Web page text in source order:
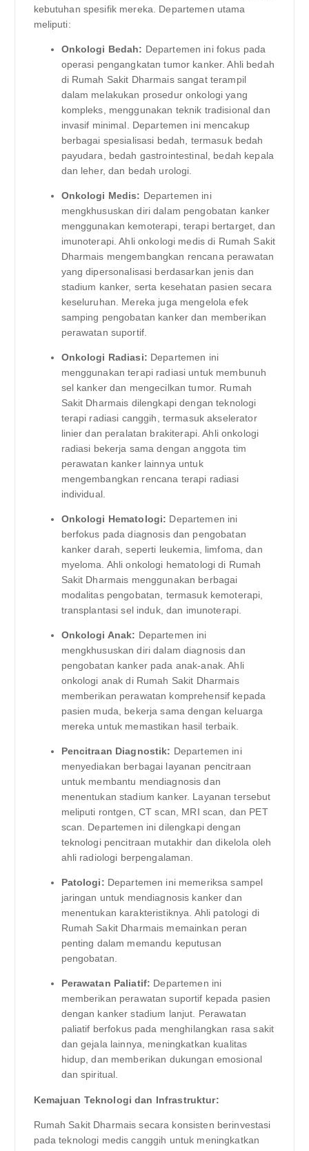
kebutuhan spesifik mereka. Departemen utama
meliputi:
Onkologi Bedah: Departemen ini fokus pada
operasi pengangkatan tumor kanker. Ahli bedah
di Rumah Sakit Dharmais sangat terampil
dalam melakukan prosedur onkologi yang
kompleks, menggunakan teknik tradisional dan
invasif minimal. Departemen ini mencakup
berbagai spesialisasi bedah, termasuk bedah
payudara, bedah gastrointestinal, bedah kepala
dan leher, dan bedah urologi.
Onkologi Medis: Departemen ini
mengkhususkan diri dalam pengobatan kanker
menggunakan kemoterapi, terapi bertarget, dan
imunoterapi. Ahli onkologi medis di Rumah Sakit
Dharmais mengembangkan rencana perawatan
yang dipersonalisasi berdasarkan jenis dan
stadium kanker, serta kesehatan pasien secara
keseluruhan. Mereka juga mengelola efek
samping pengobatan kanker dan memberikan
perawatan suportif.
Onkologi Radiasi: Departemen ini
menggunakan terapi radiasi untuk membunuh
sel kanker dan mengecilkan tumor. Rumah
Sakit Dharmais dilengkapi dengan teknologi
terapi radiasi canggih, termasuk akselerator
linier dan peralatan brakiterapi. Ahli onkologi
radiasi bekerja sama dengan anggota tim
perawatan kanker lainnya untuk
mengembangkan rencana terapi radiasi
individual.
Onkologi Hematologi: Departemen ini
berfokus pada diagnosis dan pengobatan
kanker darah, seperti leukemia, limfoma, dan
myeloma. Ahli onkologi hematologi di Rumah
Sakit Dharmais menggunakan berbagai
modalitas pengobatan, termasuk kemoterapi,
transplantasi sel induk, dan imunoterapi.
Onkologi Anak: Departemen ini
mengkhususkan diri dalam diagnosis dan
pengobatan kanker pada anak-anak. Ahli
onkologi anak di Rumah Sakit Dharmais
memberikan perawatan komprehensif kepada
pasien muda, bekerja sama dengan keluarga
mereka untuk memastikan hasil terbaik.
Pencitraan Diagnostik: Departemen ini
menyediakan berbagai layanan pencitraan
untuk membantu mendiagnosis dan
menentukan stadium kanker. Layanan tersebut
meliputi rontgen, CT scan, MRI scan, dan PET
scan. Departemen ini dilengkapi dengan
teknologi pencitraan mutakhir dan dikelola oleh
ahli radiologi berpengalaman.
Patologi: Departemen ini memeriksa sampel
jaringan untuk mendiagnosis kanker dan
menentukan karakteristiknya. Ahli patologi di
Rumah Sakit Dharmais memainkan peran
penting dalam memandu keputusan
pengobatan.
Perawatan Paliatif: Departemen ini
memberikan perawatan suportif kepada pasien
dengan kanker stadium lanjut. Perawatan
paliatif berfokus pada menghilangkan rasa sakit
dan gejala lainnya, meningkatkan kualitas
hidup, dan memberikan dukungan emosional
dan spiritual.
Kemajuan Teknologi dan Infrastruktur:
Rumah Sakit Dharmais secara konsisten berinvestasi
pada teknologi medis canggih untuk meningkatkan